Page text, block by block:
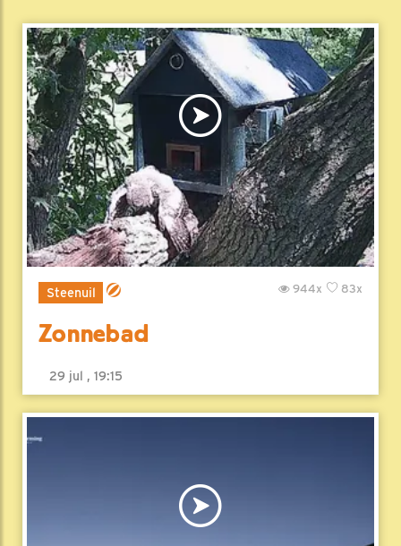
Steenuil 83x
944x
Zonnebad
29 jul , 19:15